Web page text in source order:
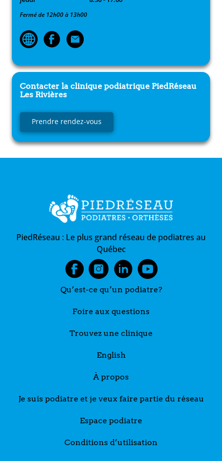
Fermé de 12h00 à 13h00
Contacter la clinique podiatrique PiedRéseau
Les Rivières
Prendre rendez-vous
PiedRéseau : Le plus grand réseau de podiatres au
Québec
Qu’est-ce qu’un podiatre?
Foire aux questions
Trouvez une clinique
English
À propos
Je suis podiatre et je veux faire partie du réseau
Espace podiatre
Conditions d’utilisation